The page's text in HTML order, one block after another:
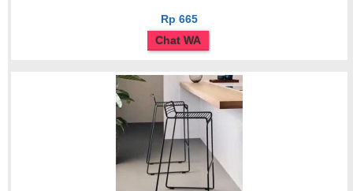
Rp 665
Chat WA